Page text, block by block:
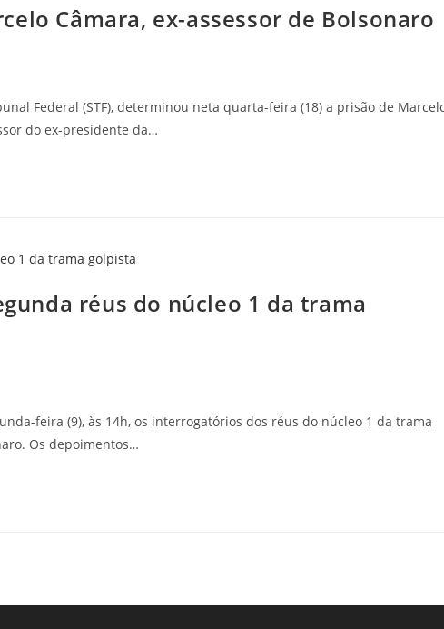
Câmara, ex-assessor de Bolsonaro
Federal (STF), determinou neta quarta-feira (18) a prisão de
do ex-presidente da…
réus do núcleo 1 da trama
feira (9), às 14h, os interrogatórios dos réus do núcleo 1 da trama
Os depoimentos…